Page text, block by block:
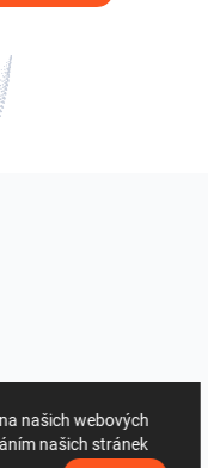
našich webových
našich stránek